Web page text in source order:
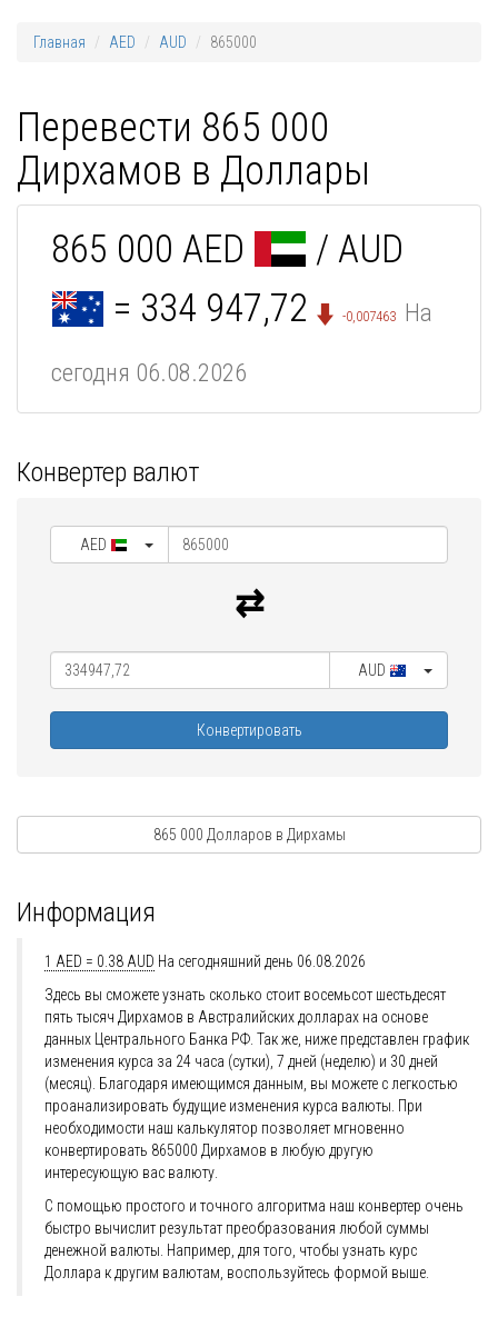
Главная AED AUD 865000
Перевести 865 000
Дирхамов в Доллары
865 000 AED
/ AUD
= 334 947,72
-0,007463 На
сегодня 06.08.2026
Конвертер валют
AED
AUD
Конвертировать
865 000 Долларов в Дирхамы
Информация
1 AED = 0.38 AUD На сегодняшний день 06.08.2026
Здесь вы сможете узнать сколько стоит восемьсот шестьдесят
пять тысяч Дирхамов в Австралийских долларах на основе
данных Центрального Банка РФ. Так же, ниже представлен график
изменения курса за 24 часа (сутки), 7 дней (неделю) и 30 дней
(месяц). Благодаря имеющимся данным, вы можете с легкостью
проанализировать будущие изменения курса валюты. При
необходимости наш калькулятор позволяет мгновенно
конвертировать 865000 Дирхамов в любую другую
интересующую вас валюту.
С помощью простого и точного алгоритма наш конвертер очень
быстро вычислит результат преобразования любой суммы
денежной валюты. Например, для того, чтобы узнать курс
Доллара к другим валютам, воспользуйтесь формой выше.